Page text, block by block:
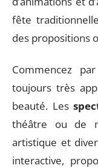
fête
des propositions
Commencez
toujours très
beauté. Les
théâtre ou de
artistique et
interactive,